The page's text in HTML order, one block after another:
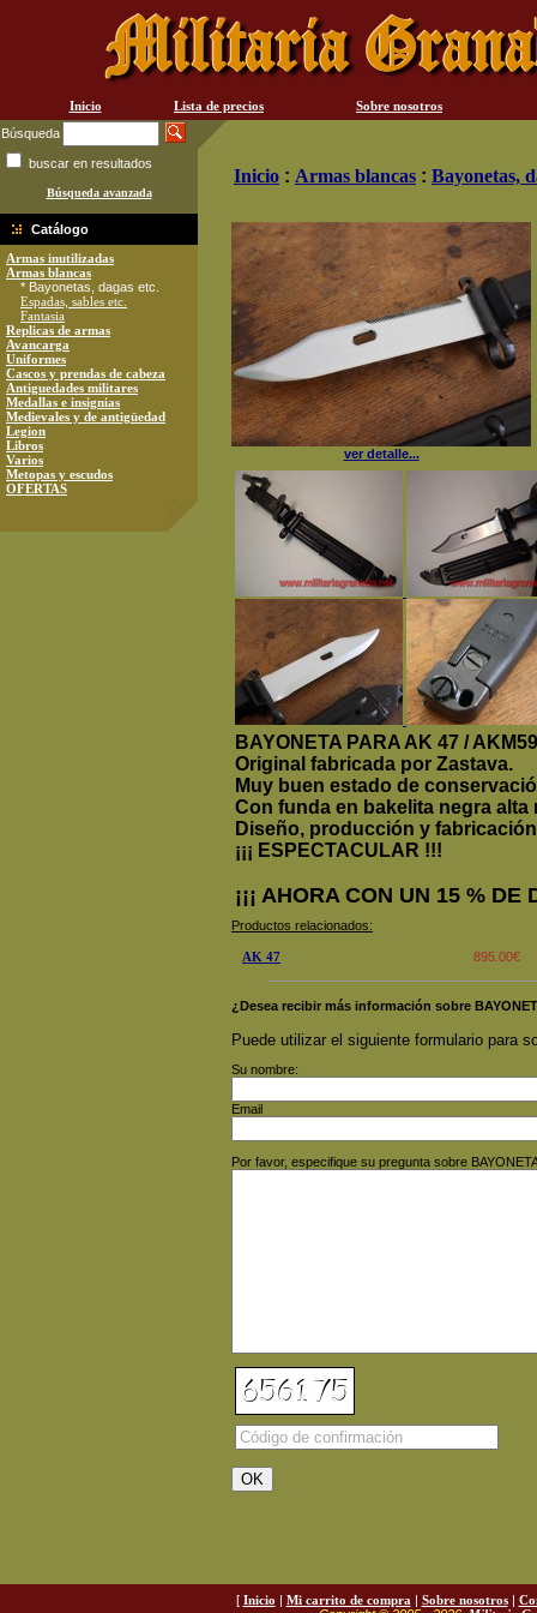
Inicio Lista de precios
Sobre nosotros
Búsqueda
buscar en resultados
Búsqueda avanzada
Catálogo
Armas inutilizadas
Armas blancas
* Bayonetas, dagas etc.
Espadas, sables etc.
Fantasia
Replicas de armas
Avancarga
Uniformes
Cascos y prendas de cabeza
Antiguedades militares
Medallas e insignias
Medievales y de antigüedad
Legion
Libros
Varios
Metopas y escudos
OFERTAS
Inicio : Armas blancas : Bayonetas,
ver detalle...
BAYONETA PARA AK 47 /
Original fabricada por Zastava.
Muy buen estado de
Con funda en bakelita negra alta
Diseño, producción y
¡¡¡ ESPECTACULAR !!!
¡¡¡ AHORA CON UN 15 % DE
Productos relacionados:
AK 47 895.00€
¿Desea recibir más información sobre
Puede utilizar el siguiente formulario para
Su nombre:
Email
Por favor, especifique su pregunta sobre
[ Inicio | Mi carrito de compra | Sobre nosotros|